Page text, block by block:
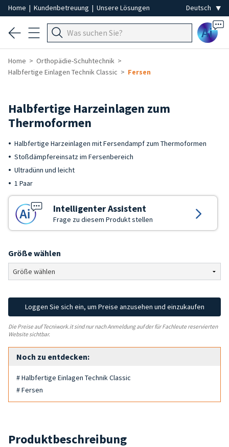
Home | Kundenbetreuung | Unsere Lösungen
Ai
Home
Orthopädie-Schuhtechnik
Halbfertige Einlagen Technik Classic
Fersen
Halbfertige Harzeinlagen zum
Thermoformen
Halbfertige Harzeinlagen mit Fersendampf zum Thermoformen
Stoßdämpfereinsatz im Fersenbereich
Ultradünn und leicht
1 Paar
Intelligenter Assistent
Frage zu diesem Produkt stellen
Größe wählen
Loggen Sie sich ein, um Preise anzusehen und einzukaufen
Die Preise auf Tecniwork.it sind nur nach Anmeldung auf der für Fachleute reservierten
Website sichtbar.
Noch zu entdecken:
# Halbfertige Einlagen Technik Classic
# Fersen
Produktbeschreibung